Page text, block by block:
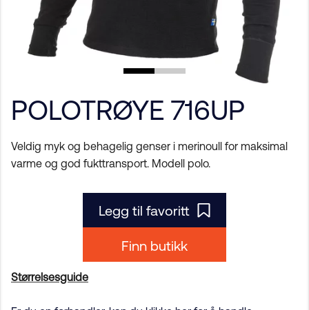
POLOTRØYE 716UP
Veldig myk og behagelig genser i merinoull for maksimal
varme og god fukttransport. Modell polo.
Legg til favoritt
Finn butikk
Størrelsesguide